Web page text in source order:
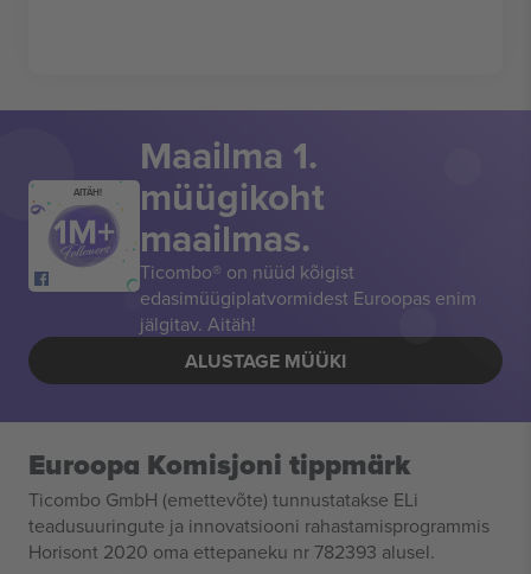
AITÄH!
Maailma 1.
müügikoht
maailmas.
Ticombo® on nüüd kõigist
edasimüügiplatvormidest Euroopas enim
jälgitav. Aitäh!
ALUSTAGE MÜÜKI
Euroopa Komisjoni tippmärk
Ticombo GmbH (emettevõte) tunnustatakse ELi
teadusuuringute ja innovatsiooni rahastamisprogrammis
Horisont 2020 oma ettepaneku nr 782393 alusel.